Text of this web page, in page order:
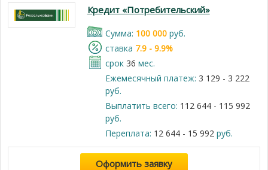
Кредит «Потребительский»
Cумма: 100 000руб.
cтавка 7.9 - 9.9%
срок 36 мес.
Ежемесячный платеж: 3 129 - 3 222
руб.
Выплатить всего: 112 644 - 115 992
руб.
Переплата: 12 644 - 15 992руб.
Оформить заявку